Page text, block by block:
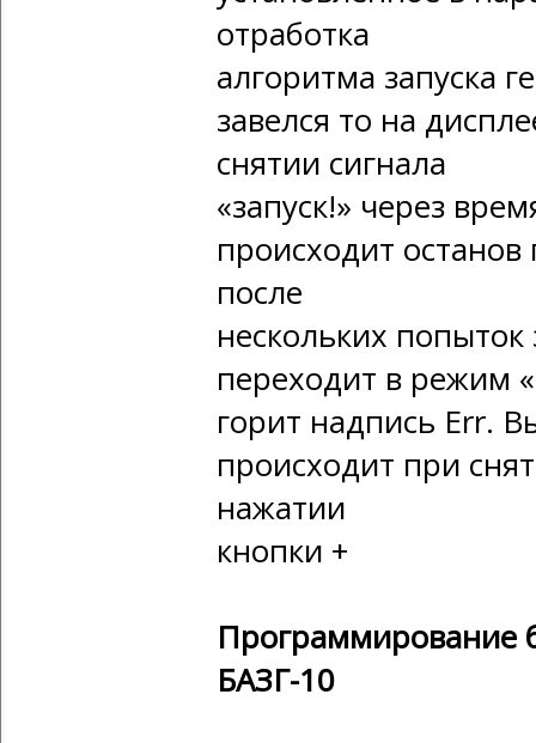
отработка
алгоритма запуска
завелся то на
снятии сигнала
«запуск!» через
происходит
после
нескольких попыток
переходит в режим
горит надпись Err.
происходит при
нажатии
кнопки +
Программирование
БАЗГ-10